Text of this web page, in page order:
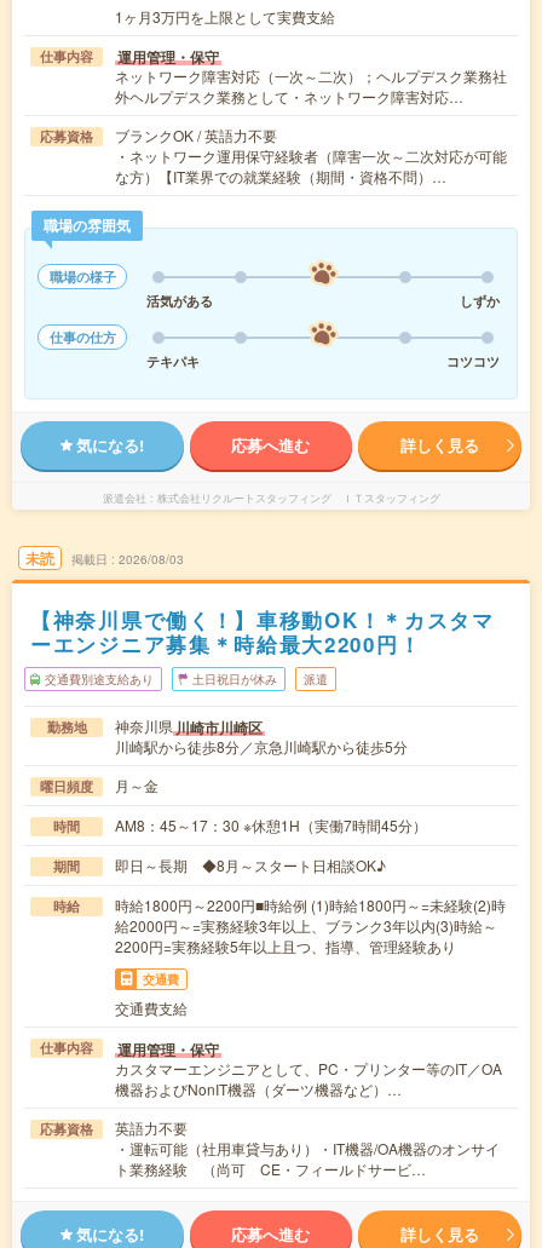
1ヶ月3万円を上限として実費支給
仕事内容 運用管理・保守
ネットワーク障害対応（一次～二次）；ヘルプデスク業務社
外ヘルプデスク業務として・ネットワーク障害対応…
応募資格
ブランクOK / 英語力不要
・ネットワーク運用保守経験者（障害一次～二次対応が可能
な方）【IT業界での就業経験（期間・資格不問）…
職場の雰囲気
職場の様子
活気がある
しずか
仕事の仕方
テキパキ
コツコツ
気になる! 応募へ進む 詳しく見る
派遣会社 株式会社リクルートスタッフィング ＩＴスタッフィング
未読 掲載日 2026/08/03
【神奈川県で働く！】車移動OK！＊カスタマ
ーエンジニア募集＊時給最大2200円！
交通費別途支給あり 土日祝日が休み 派遣
勤務地 神奈川県川崎市川崎区
川崎駅から徒歩8分／京急川崎駅から徒歩5分
曜日頻度 月～金
時間 AM8：45～17：30 ※休憩1H（実働7時間45分）
期間 即日～長期 ◆8月～スタート日相談OK♪
時給
時給1800円～2200円■時給例 (1)時給1800円～=未経験(2)時
給2000円～=実務経験3年以上、ブランク3年以内(3)時給～
2200円=実務経験5年以上且つ、指導、管理経験あり
交通費
交通費支給
仕事内容 運用管理・保守
カスタマーエンジニアとして、PC・プリンター等のIT／OA
機器およびNonIT機器（ダーツ機器など）…
応募資格
英語力不要
・運転可能（社用車貸与あり）・IT機器/OA機器のオンサイ
ト業務経験 （尚可 CE・フィールドサービ…
気になる! 応募へ進む 詳しく見る